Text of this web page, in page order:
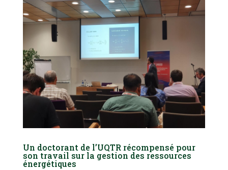
Un doctorant de l’UQTR récompensé pour
son travail sur la gestion des ressources
énergétiques